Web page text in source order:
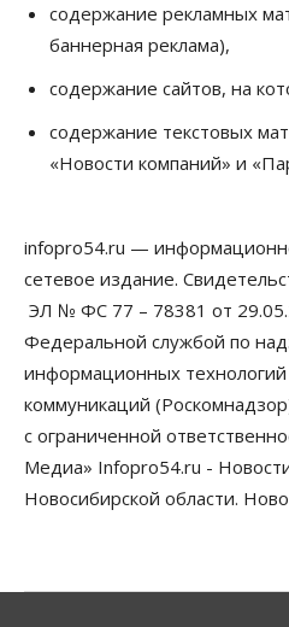
привлекать к разработке
России
06 Августа 2026, 19:00
Россия построит в
30 гектаров, 15 тысяч
рублей
Общество
адаптироваться к учебе
06 Августа 2026, 18:00
Бизнес Власть
Застройщики
площади участков для
06 Августа 2026, 17:30
Около Заельцовского бора
содержание рекламных
баннерная реклама),
содержание сайтов, на
содержание текстовых
«Новости компаний» и
infopro54.ru —
сетевое издание.
ЭЛ № ФС 77 – 78381 от
Федеральной службой по
информационных
коммуникаций
с ограниченной
Медиа» Infopro54.ru -
Новосибирской области.